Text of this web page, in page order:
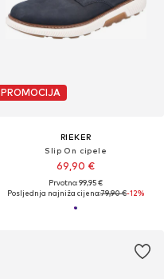
PROMOCIJA
RIEKER
Slip On cipele
69,90 €
Prvotno: 99,95 €
Posljednja najniža cijena:79,90 €-12%